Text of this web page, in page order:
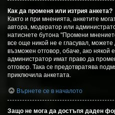
Как да променя или изтрия анкета?
Както и при мненията, анкетите
автора, модератор или
натиснете бутона "Промени
все още никой не е гласувал,
възможен отговор, обаче, ако някой
администратор имат право да
отговор. Така се предотвратява
приключила анкетата.
Върнете се в началото
Защо не мога да достъпя даден